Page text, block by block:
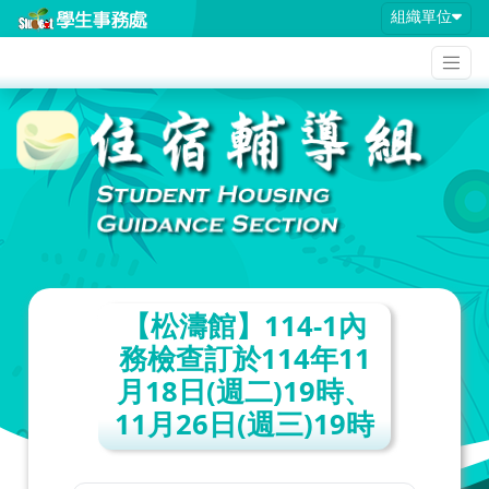
組織單位
【松濤館】114-1內
務檢查訂於114年11
月18日(週二)19時、
11月26日(週三)19時